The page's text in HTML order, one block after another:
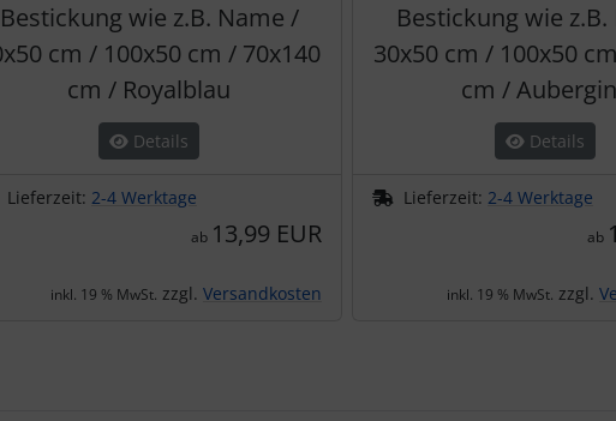
Bestickung wie z.B. Name /
cm / 100x50 cm / 70x140
cm / Royalblau
Details
Lieferzeit: 2-4 Werktage
ab 13,99 EUR
inkl. 19 % MwSt. zzgl. Versandkosten
Bestickung wie
30x50 cm / 100x50
cm /
Details
Lieferzeit: 2-4 Werktage
ab
inkl. 19 % MwSt. zzgl.